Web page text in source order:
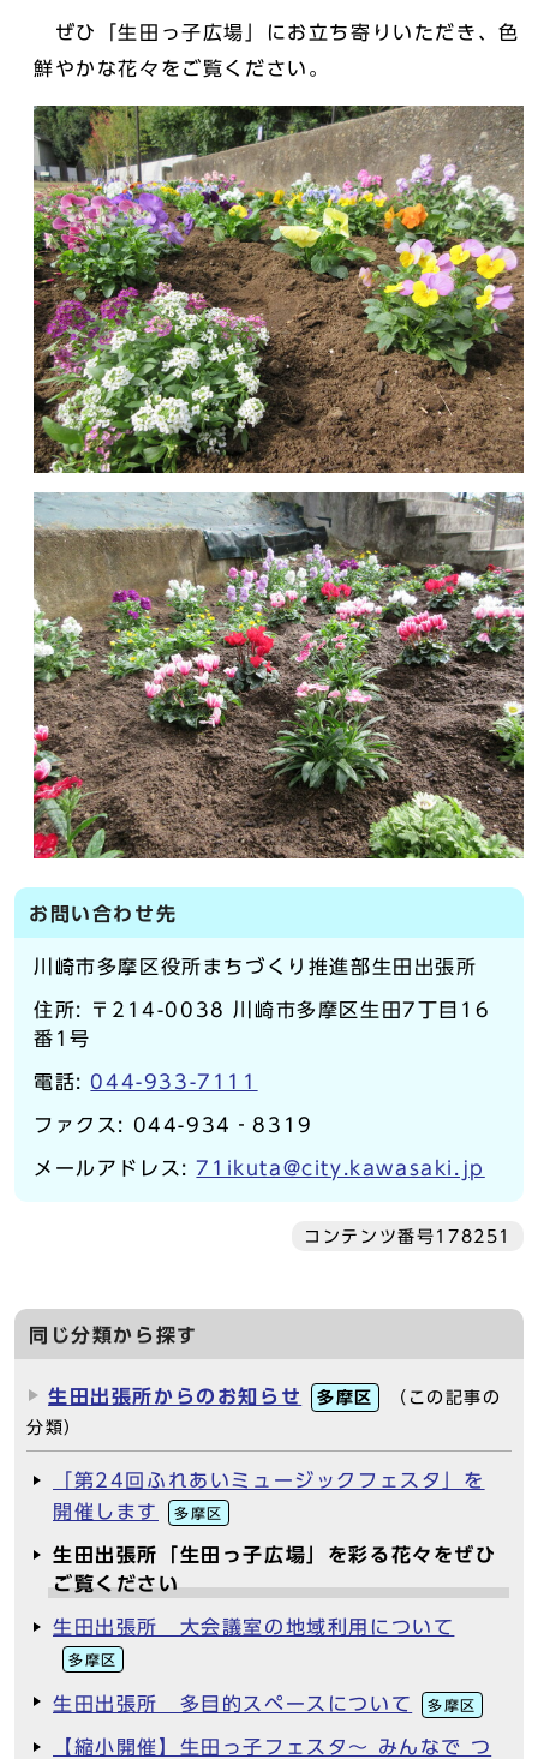
ぜひ「生田っ子広場」にお立ち寄りいただき、色
鮮やかな花々をご覧ください。
お問い合わせ先
川崎市多摩区役所まちづくり推進部生田出張所
住所: 〒214-0038 川崎市多摩区生田7丁目16
番1号
電話: 044-933-7111
ファクス: 044-934‐8319
メールアドレス:71ikuta@city.kawasaki.jp
コンテンツ番号178251
同じ分類から探す
生田出張所からのお知らせ 多摩区
（この記事の
分類）
「第24回ふれあいミュージックフェスタ」を
開催します
多摩区
生田出張所「生田っ子広場」を彩る花々をぜひ
ご覧ください
生田出張所 大会議室の地域利用について
多摩区
生田出張所 多目的スペースについて 多摩区
【縮小開催】生田っ子フェスタ～ みんなで つ